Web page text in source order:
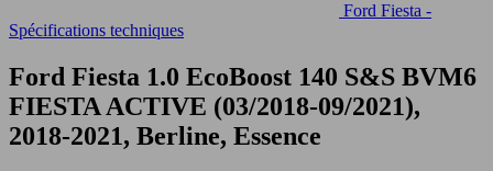
Ford Fiesta -
Spécifications techniques
Ford Fiesta 1.0 EcoBoost 140 S&S BVM6
FIESTA ACTIVE (03/2018-09/2021),
2018-2021, Berline, Essence